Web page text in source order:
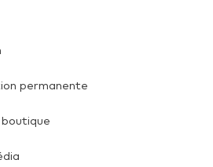
permanente
boutique